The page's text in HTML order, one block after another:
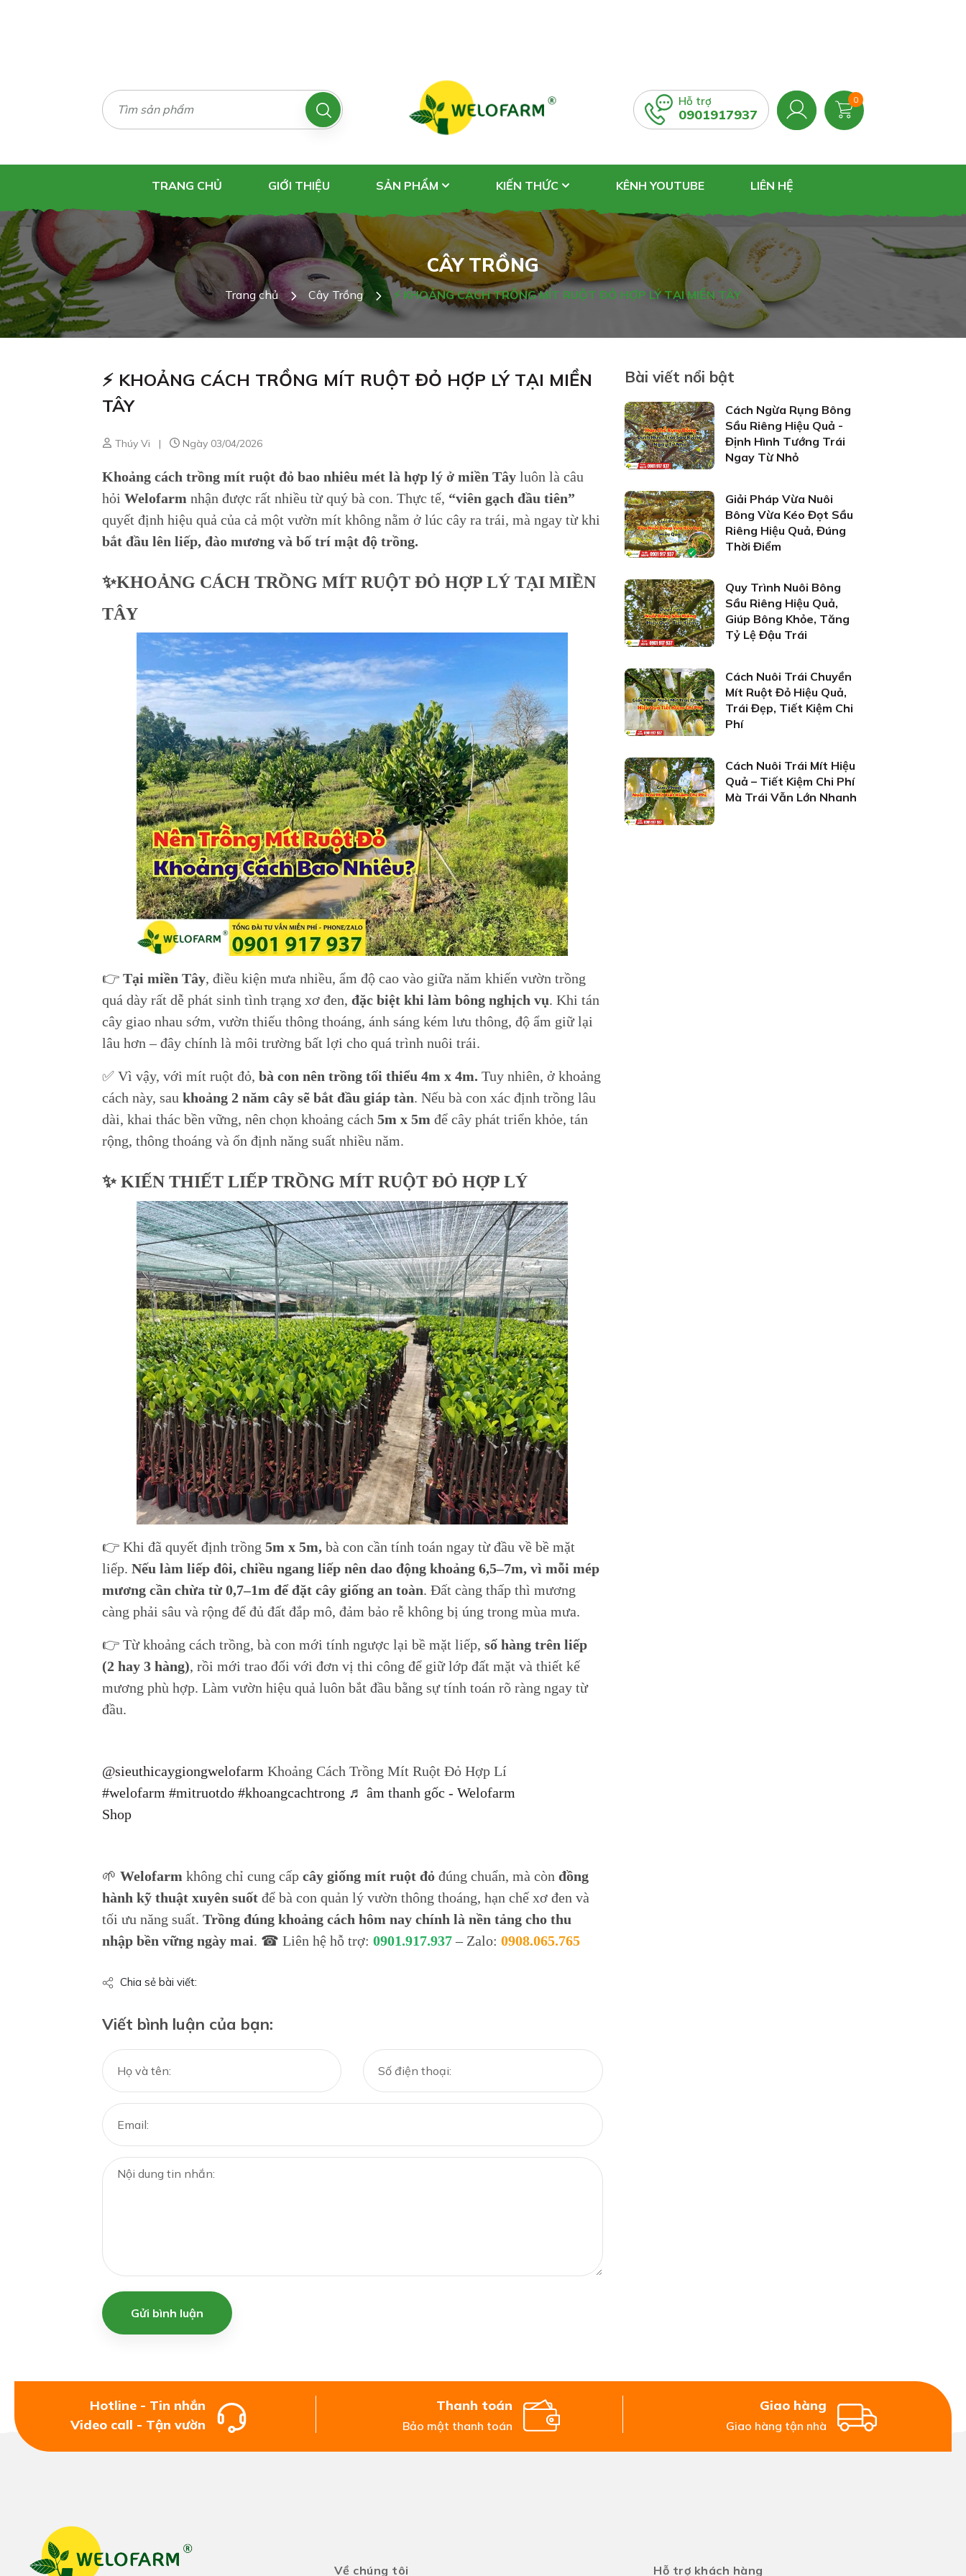
Hỗ trợ
0901917937
0
TRANG CHỦ GIỚI THIỆU SẢN PHẨM KIẾN THỨC KÊNH YOUTUBE LIÊN HỆ
CÂY TRỒNG
Trang chủ Cây Trồng ⚡ KHOẢNG CÁCH TRỒNG MÍT RUỘT ĐỎ HỢP LÝ TẠI MIỀN TÂY
⚡ KHOẢNG CÁCH TRỒNG MÍT RUỘT ĐỎ HỢP LÝ TẠI MIỀN
TÂY
Thúy Vi | Ngày 03/04/2026
Khoảng cách trồng mít ruột đỏ bao nhiêu mét là hợp lý ở miền Tây luôn là câu
hỏi Welofarm nhận được rất nhiều từ quý bà con. Thực tế, “viên gạch đầu tiên”
quyết định hiệu quả của cả một vườn mít không nằm ở lúc cây ra trái, mà ngay từ khi
bắt đầu lên liếp, đào mương và bố trí mật độ trồng.
✨KHOẢNG CÁCH TRỒNG MÍT RUỘT ĐỎ HỢP LÝ TẠI MIỀN
TÂY
👉 Tại miền Tây, điều kiện mưa nhiều, ẩm độ cao vào giữa năm khiến vườn trồng
quá dày rất dễ phát sinh tình trạng xơ đen, đặc biệt khi làm bông nghịch vụ. Khi tán
cây giao nhau sớm, vườn thiếu thông thoáng, ánh sáng kém lưu thông, độ ẩm giữ lại
lâu hơn – đây chính là môi trường bất lợi cho quá trình nuôi trái.
✅ Vì vậy, với mít ruột đỏ, bà con nên trồng tối thiểu 4m x 4m. Tuy nhiên, ở khoảng
cách này, sau khoảng 2 năm cây sẽ bắt đầu giáp tàn. Nếu bà con xác định trồng lâu
dài, khai thác bền vững, nên chọn khoảng cách 5m x 5m để cây phát triển khỏe, tán
rộng, thông thoáng và ổn định năng suất nhiều năm.
✨ KIẾN THIẾT LIẾP TRỒNG MÍT RUỘT ĐỎ HỢP LÝ
👉 Khi đã quyết định trồng 5m x 5m, bà con cần tính toán ngay từ đầu về bề mặt
liếp. Nếu làm liếp đôi, chiều ngang liếp nên dao động khoảng 6,5–7m, vì mỗi mép
mương cần chừa từ 0,7–1m để đặt cây giống an toàn. Đất càng thấp thì mương
càng phải sâu và rộng để đủ đất đắp mô, đảm bảo rễ không bị úng trong mùa mưa.
👉 Từ khoảng cách trồng, bà con mới tính ngược lại bề mặt liếp, số hàng trên liếp
(2 hay 3 hàng), rồi mới trao đổi với đơn vị thi công để giữ lớp đất mặt và thiết kế
mương phù hợp. Làm vườn hiệu quả luôn bắt đầu bằng sự tính toán rõ ràng ngay từ
đầu.
@sieuthicaygiongwelofarm Khoảng Cách Trồng Mít Ruột Đỏ Hợp Lí
#welofarm #mitruotdo #khoangcachtrong ♬ âm thanh gốc - Welofarm
Shop
🌱 Welofarm không chỉ cung cấp cây giống mít ruột đỏ đúng chuẩn, mà còn đồng
hành kỹ thuật xuyên suốt để bà con quản lý vườn thông thoáng, hạn chế xơ đen và
tối ưu năng suất. Trồng đúng khoảng cách hôm nay chính là nền tảng cho thu
nhập bền vững ngày mai. ☎ Liên hệ hỗ trợ: 0901.917.937– Zalo: 0908.065.765
Chia sẻ bài viết:
Viết bình luận của bạn:
Gửi bình luận
Bài viết nổi bật
Cách Ngừa Rụng Bông
Sầu Riêng Hiệu Quả -
Định Hình Tướng Trái
Ngay Từ Nhỏ
Giải Pháp Vừa Nuôi
Bông Vừa Kéo Đọt Sầu
Riêng Hiệu Quả, Đúng
Thời Điểm
Quy Trình Nuôi Bông
Sầu Riêng Hiệu Quả,
Giúp Bông Khỏe, Tăng
Tỷ Lệ Đậu Trái
Cách Nuôi Trái Chuyền
Mít Ruột Đỏ Hiệu Quả,
Trái Đẹp, Tiết Kiệm Chi
Phí
Cách Nuôi Trái Mít Hiệu
Quả – Tiết Kiệm Chi Phí
Mà Trái Vẫn Lớn Nhanh
Hotline - Tin nhắn
Video call - Tận vườn
Thanh toán
Bảo mật thanh toán
Giao hàng
Giao hàng tận nhà
Về chúng tôi Hỗ trợ khách hàng